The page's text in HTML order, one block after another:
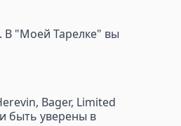
В "Моей Тарелке" вы
Bager, Limited
быть уверены в